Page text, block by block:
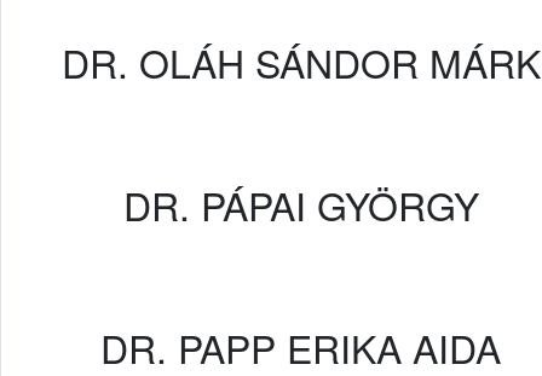
DR. OLÁH SÁNDOR MÁRK
DR. PÁPAI GYÖRGY
DR. PAPP ERIKA AIDA